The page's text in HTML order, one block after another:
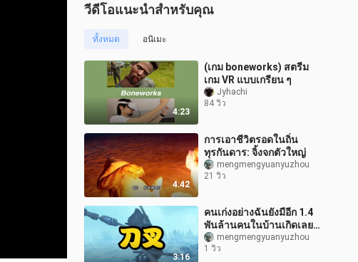
วีดีโอแนะนำสำหรับคุณ
ทั้งหมด อนิเมะ
4:23
(เกม boneworks) สตรีม
เกม VR แบบเกรียน ๆ
Jyhachi
84 วิว
4:42
การเอาชีวิตรอดในถิ่น
ทุรกันดาร: จิ้งจกตัวใหญ่
mengmengyuanyuzhou
21 วิว
3:16
คนเก่งอย่างฉันยังมีอีก 1.4
พันล้านคนในบ้านเกิดเลย
นะ!mengmengyuanyuzhou
1 วิว